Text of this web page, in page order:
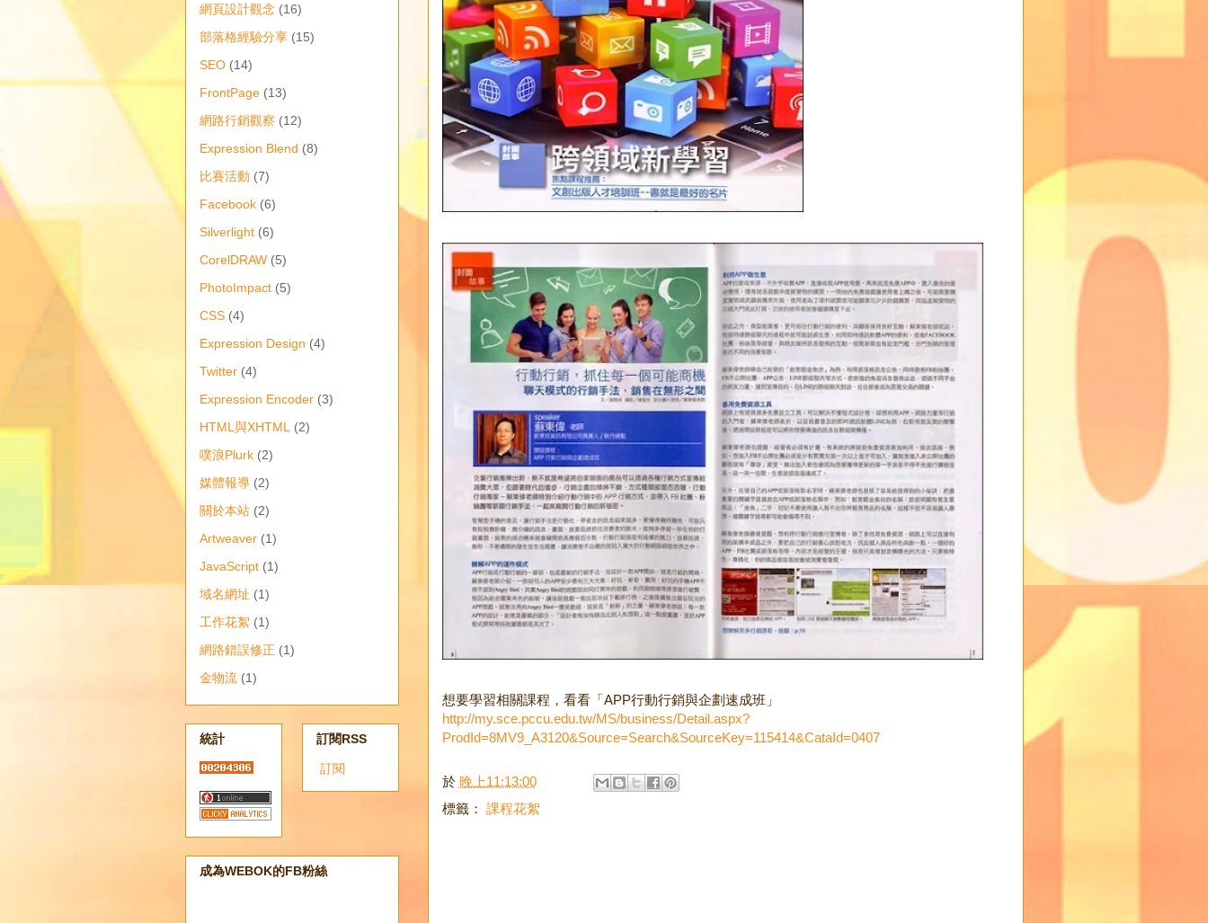
想要學習相關課程，看看「APP行動行銷與企劃速成班」
http://my.sce.pccu.edu.tw/MS/business/Detail.aspx?
ProdId=8MV9_A3120&Source=Search&SourceKey=115414&CataId=0407
於 晚上11:13:00
標籤： 課程花絮
網頁設計觀念 (16)
部落格經驗分享 (15)
SEO (14)
FrontPage (13)
網路行銷觀察 (12)
Expression Blend (8)
比賽活動 (7)
Facebook (6)
Silverlight (6)
CorelDRAW (5)
PhotoImpact (5)
CSS (4)
Expression Design (4)
Twitter (4)
Expression Encoder (3)
HTML與XHTML
(2)
噗浪Plurk (2)
媒體報導 (2)
關於本站 (2)
Artweaver (1)
JavaScript (1)
域名網址 (1)
工作花絮 (1)
網路錯誤修正 (1)
金物流 (1)
統計 訂閱RSS
訂閱
成為WEBOK的FB粉絲